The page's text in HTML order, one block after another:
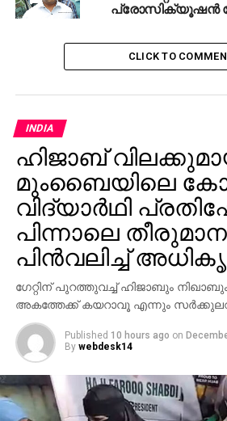
പ്രോസിക്യൂഷന്‍
CLICK TO
INDIA
ഹിജാബ്
മുംബൈയിലെ
വിദ്യാർഥി
പിന്നാലെ
പിൻ‌വലിച്ച്
​ഗേറ്റിന് പുറത്തുവച്ച് ഹിജാബും
അകത്തേക്ക് കയറാവൂ എന്നും
Published 10 hours ago on
By webdesk14